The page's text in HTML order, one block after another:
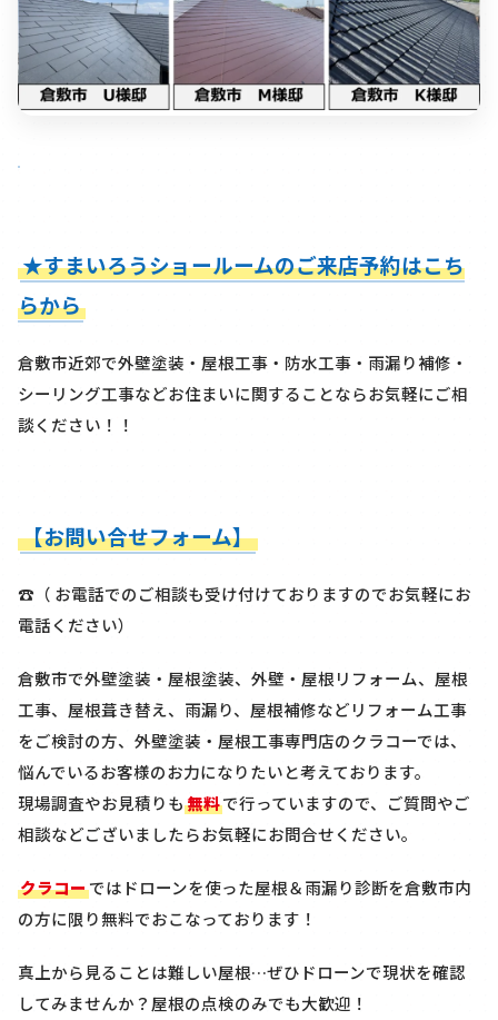
★すまいろうショールームのご来店予約はこち
らから
倉敷市近郊で外壁塗装・屋根工事・防水工事・雨漏り補修・
シーリング工事などお住まいに関することならお気軽にご相
談ください！！
【お問い合せフォーム】
☎（ お電話でのご相談も受け付けておりますのでお気軽にお
電話ください）
倉敷市で外壁塗装・屋根塗装、外壁・屋根リフォーム、屋根
工事、屋根葺き替え、雨漏り、屋根補修などリフォーム工事
をご検討の方、外壁塗装・屋根工事専門店のクラコーでは、
悩んでいるお客様のお力になりたいと考えております。
現場調査やお見積りも無料で行っていますので、ご質問やご
相談などございましたらお気軽にお問合せください。
クラコーではドローンを使った屋根＆雨漏り診断を倉敷市内
の方に限り無料でおこなっております！
真上から見ることは難しい屋根…ぜひドローンで現状を確認
してみませんか？屋根の点検のみでも大歓迎！